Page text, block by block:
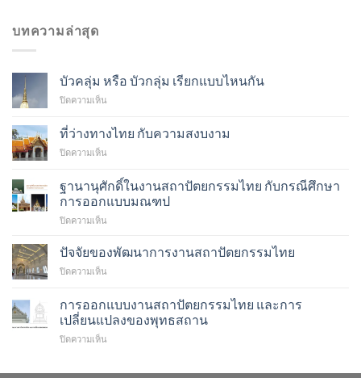
บทความล่าสุด
บัวคลุ่ม หรือ บัวกลุ่ม เรียกแบบไหนกัน
ปิดความเห็น
คลุ่ม
หรือ
บัว
เรียก
ไหน
กัน
ที่ว่างทางไทย กับความสงบงาม
ปิดความเห็น
ว่าง
ทาง
ไทย
กับ
สงบ
ฐานานุศักดิ์ในงานสถาปัตยกรรมไทย กับกรณีศึกษา
การออกแบบมณฑป
ปิดความเห็น
นุ
ศักดิ์
งาน
สถาปัตยกรรม
กับ
ปัจจัยของพัฒนาการงานสถาปัตยกรรมไทย
ปิดความเห็น
พัฒนาการ
งาน
สถาปัตยกรรม
การออกแบบงานสถาปัตยกรรมไทย และการ
เปลี่ยนแปลงของพุทธสถาน
ปิดความเห็น